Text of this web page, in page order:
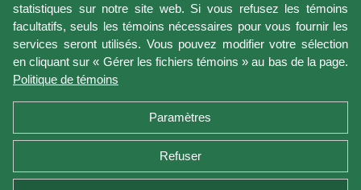
statistiques sur notre site web. Si vous refusez les témoins
facultatifs, seuls les témoins nécessaires pour vous fournir les
services seront utilisés. Vous pouvez modifier votre sélection
en cliquant sur « Gérer les fichiers témoins » au bas de la page.
Politique de témoins
Paramètres
Refuser
Vendredi
8:30 - 17:00
Samedi
9:00 - 16:00
Dimanche
Fermé